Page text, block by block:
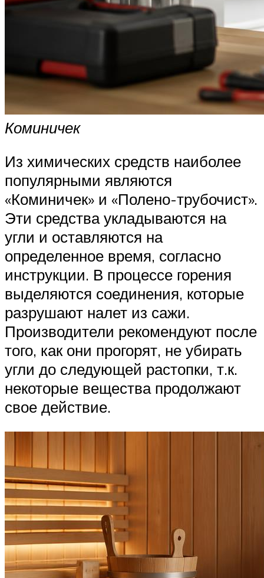
Коминичек
Из химических средств наиболее
популярными являются
«Коминичек» и «Полено-трубочист».
Эти средства укладываются на
угли и оставляются на
определенное время, согласно
инструкции. В процессе горения
выделяются соединения, которые
разрушают налет из сажи.
Производители рекомендуют после
того, как они прогорят, не убирать
угли до следующей растопки, т.к.
некоторые вещества продолжают
свое действие.